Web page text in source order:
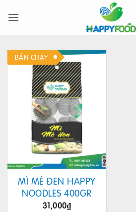
qua
BÁN CHẠY
MÌ MÈ ĐEN HAPPY
NOODLES 400GR
31,000₫